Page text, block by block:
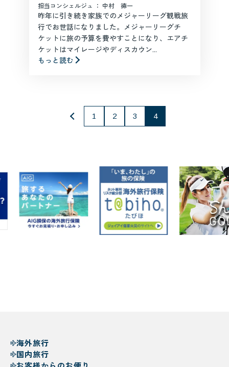
担当コンシェルジュ ： 中村 徳一
昨年に引き続き家族でのメジャーリーグ観戦旅
行でお世話になりました。メジャーリーグチ
ケットに旅の予算を費やすことになり、エアチ
ケットはマイレージやディスカウン...
もっと読む
1 2 3 4
海外旅行
国内旅行